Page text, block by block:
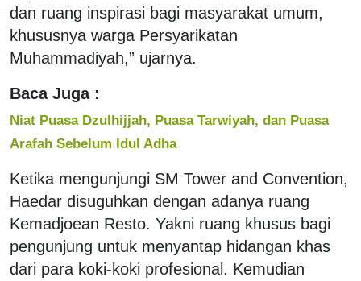
dan ruang inspirasi bagi masyarakat umum,
khususnya warga Persyarikatan
Muhammadiyah,” ujarnya.
Baca Juga :
Niat Puasa Dzulhijjah, Puasa Tarwiyah, dan Puasa
Arafah Sebelum Idul Adha
Ketika mengunjungi SM Tower and Convention,
Haedar disuguhkan dengan adanya ruang
Kemadjoean Resto. Yakni ruang khusus bagi
pengunjung untuk menyantap hidangan khas
dari para koki-koki profesional. Kemudian